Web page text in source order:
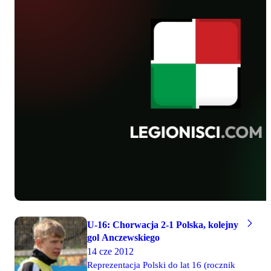
Bułgarii z gospodarzami rozgrywek,
na Turniej Czterech Narodów.
U-16: Chorwacja 2-1 Polska, kolejny
gol Anczewskiego
14 cze 2012
Reprezentacja Polski do lat 16 (rocznik